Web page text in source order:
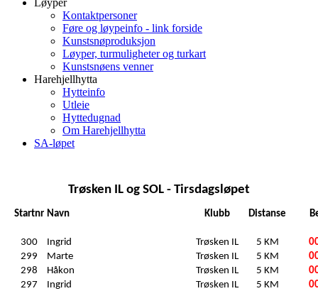
Løyper
Kontaktpersoner
Føre og løypeinfo - link forside
Kunstsnøproduksjon
Løyper, turmuligheter og turkart
Kunstsnøens venner
Harehjellhytta
Hytteinfo
Utleie
Hyttedugnad
Om Harehjellhytta
SA-løpet
Trøsken IL og SOL - Tirsdagsløpet
Startnr Navn Klubb Distanse
300 Ingrid Trøsken IL 5 KM
299
Marte Trøsken IL 5 KM
298
Håkon Trøsken IL 5 KM
297
Ingrid Trøsken IL 5 KM